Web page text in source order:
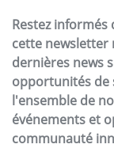
Restez informés
cette newsletter
dernières news
opportunités de
l'ensemble de
événements et
communauté